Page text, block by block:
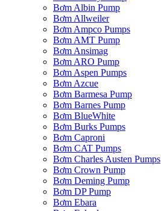
Bơm Albin Pump
Bơm Allweiler
Bơm Ampco Pumps
Bơm AMT Pump
Bơm Ansimag
Bơm ARO Pump
Bơm Aspen Pumps
Bơm Azcue
Bơm Barmesa Pump
Bơm Barnes Pump
Bơm BlueWhite
Bơm Burks Pumps
Bơm Caproni
Bơm CAT Pumps
Bơm Charles Austen Pumps
Bơm Crown Pump
Bơm Deming Pump
Bơm DP Pump
Bơm Ebara